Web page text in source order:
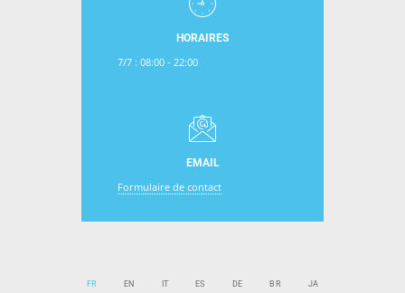
HORAIRES
7/7 : 08:00 - 22:00
EMAIL
Formulaire de contact
FR EN IT ES DE BR JA